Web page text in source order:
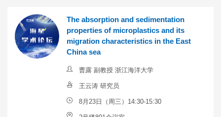
The absorption and sedimentation
properties of microplastics and its
migration characteristics in the East
China sea
曹露 副教授 浙江海洋大学
王云涛 研究员
8月23日（周三）14:30-15:30